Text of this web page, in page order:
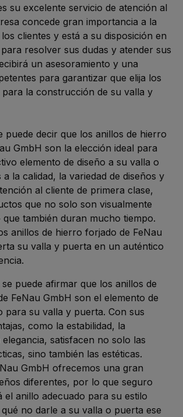
su excelente servicio de atención al
concede gran importancia a la
clientes y está a su disposición en
resolver sus dudas y atender sus
un asesoramiento y una
para garantizar que elija los
para la construcción de su valla y
puede decir que los anillos de hierro
GmbH son la elección ideal para
elemento de diseño a su valla o
a la calidad, la variedad de diseños y
al cliente de primera clase,
que no solo son visualmente
también duran mucho tiempo.
anillos de hierro forjado de FeNau
su valla y puerta en un auténtico
puede afirmar que los anillos de
FeNau GmbH son el elemento de
para su valla y puerta. Con sus
como la estabilidad, la
satisfacen no solo las
sino también las estéticas.
GmbH ofrecemos una gran
diferentes, por lo que seguro
el anillo adecuado para su estilo
no darle a su valla o puerta ese